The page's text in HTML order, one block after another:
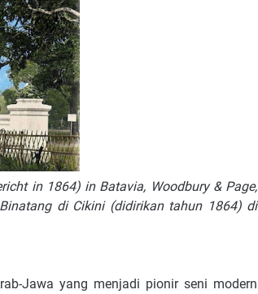
in 1864) in Batavia, Woodbury & Page,
di Cikini (didirikan tahun 1864) di
Jawa yang menjadi pionir seni modern